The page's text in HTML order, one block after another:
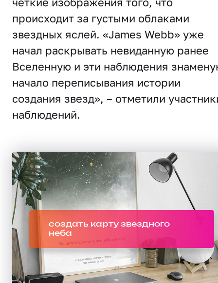
происходит за густыми облаками
звездных яслей. «James Webb» уже
начал раскрывать невиданную ранее
Вселенную и эти наблюдения
начало переписывания истории
создания звезд», – отметили
наблюдений.
создать карту звездного
неба